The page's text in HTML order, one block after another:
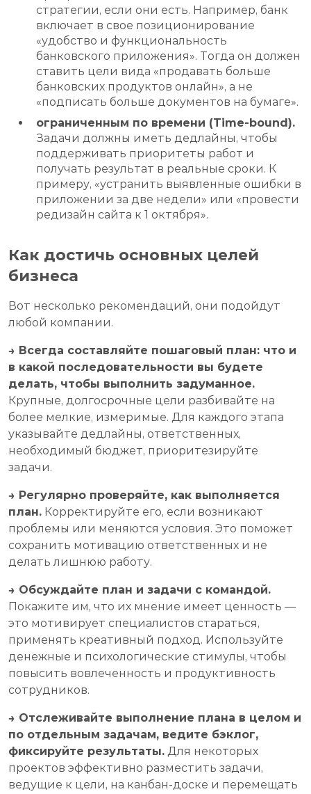
стратегии, если они есть. Например, банк
включает в свое позиционирование
«удобство и функциональность
банковского приложения». Тогда он должен
ставить цели вида «продавать больше
банковских продуктов онлайн», а не
«подписать больше документов на бумаге».
ограниченным по времени (Time-bound).
Задачи должны иметь дедлайны, чтобы
поддерживать приоритеты работ и
получать результат в реальные сроки. К
примеру, «устранить выявленные ошибки в
приложении за две недели» или «провести
редизайн сайта к 1 октября».
Как достичь основных целей
бизнеса
Вот несколько рекомендаций, они подойдут
любой компании.
→ Всегда составляйте пошаговый план: что и
в какой последовательности вы будете
делать, чтобы выполнить задуманное.
Крупные, долгосрочные цели разбивайте на
более мелкие, измеримые. Для каждого этапа
указывайте дедлайны, ответственных,
необходимый бюджет, приоритезируйте
задачи.
→ Регулярно проверяйте, как выполняется
план. Корректируйте его, если возникают
проблемы или меняются условия. Это поможет
сохранить мотивацию ответственных и не
делать лишнюю работу.
→ Обсуждайте план и задачи с командой.
Покажите им, что их мнение имеет ценность —
это мотивирует специалистов стараться,
применять креативный подход. Используйте
денежные и психологические стимулы, чтобы
повысить вовлеченность и продуктивность
сотрудников.
→ Отслеживайте выполнение плана в целом и
по отдельным задачам, ведите бэклог,
фиксируйте рeзультaты. Для некоторых
проектов эффективно разместить задачи,
ведущие к цели, на канбан-доске и перемещать